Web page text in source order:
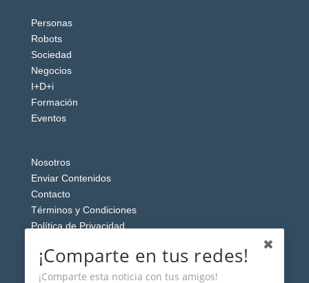
Personas
Robots
Sociedad
Negocios
I+D+i
Formación
Eventos
Nosotros
Enviar Contenidos
Contacto
Términos y Condiciones
Política de Privacidad
¡Comparte en tus redes!
¡Comparte esta noticia con tus amigos!